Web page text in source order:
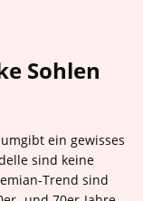
Sohlen
ein gewisses
sind keine
Trend sind